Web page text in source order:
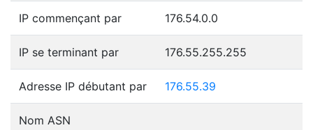
IP commençant par 176.54.0.0
IP se terminant par 176.55.255.255
Adresse IP débutant par 176.55.39
Nom ASN